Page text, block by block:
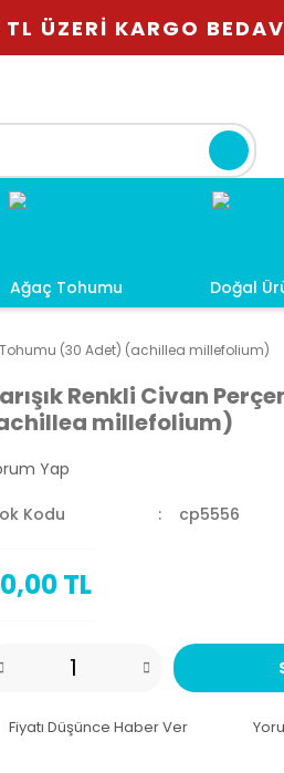
ÜZERİ KARGO
Ağaç Tohumu Doğal
Tohumu (30 Adet) (achillea millefolium)
Renkli Civan
millefolium)
Yap
Kodu cp5556
TL
Fiyatı Düşünce Haber Ver